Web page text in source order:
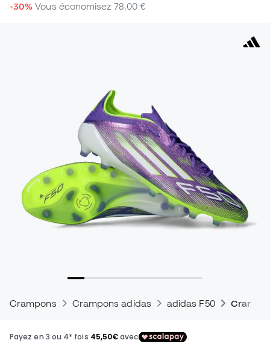
-30% Vous économisez 78,00 €
Crampons Crampons adidas adidas F50